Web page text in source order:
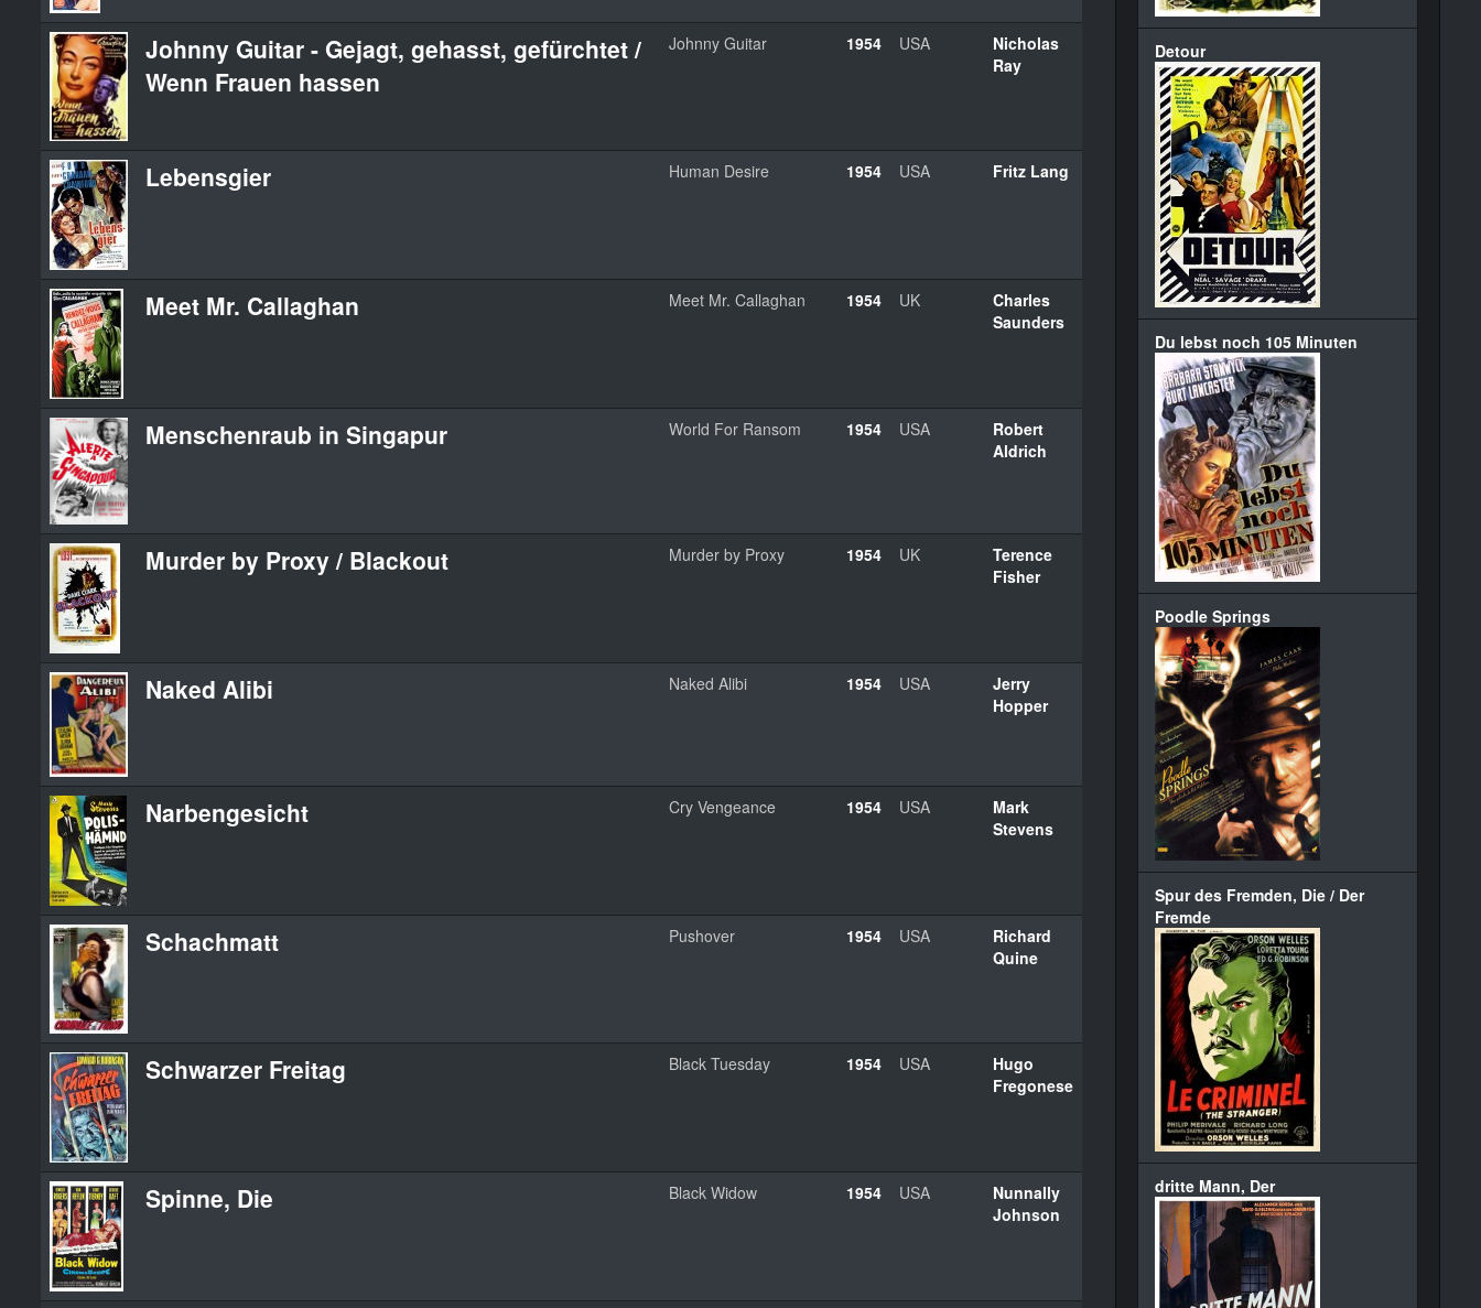
Johnny Guitar - Gejagt, gehasst, gefürchtet /
Wenn Frauen hassen
Johnny Guitar 1954 USA
Nicholas
Ray
Lebensgier Human Desire 1954 USA Fritz Lang
Meet Mr. Callaghan Meet Mr. Callaghan 1954 UK
Charles
Saunders
Menschenraub in Singapur World For Ransom 1954 USA
Robert
Aldrich
Murder by Proxy / Blackout Murder by Proxy 1954 UK
Terence
Fisher
Naked Alibi Naked Alibi 1954 USA
Jerry
Hopper
Narbengesicht Cry Vengeance 1954 USA
Mark
Stevens
Schachmatt Pushover 1954 USA
Richard
Quine
Schwarzer Freitag Black Tuesday 1954 USA
Hugo
Fregonese
Spinne, Die Black Widow 1954 USA
Nunnally
Johnson
Detour
Du lebst noch 105 Minuten
Poodle Springs
Spur des Fremden, Die / Der
Fremde
dritte Mann, Der